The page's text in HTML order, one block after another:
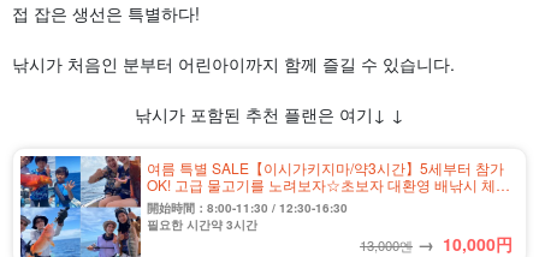
접 잡은 생선은 특별하다!
낚시가 처음인 분부터 어린아이까지 함께 즐길 수 있습니다.
낚시가 포함된 추천 플랜은 여기↓ ↓
여름 특별 SALE【이시가키지마/약3시간】5세부터 참가
OK! 고급 물고기를 노려보자☆초보자 대환영 배낚시 체험
코스 (No.479)
開始時間：8:00-11:30 / 12:30-16:30
필요한 시간약 3시간
13,000엔 → 10,000円